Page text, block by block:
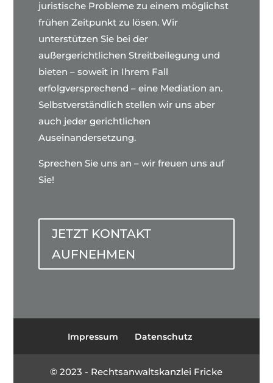
juristische Probleme zu einem möglichst
frühen Zeitpunkt zu lösen. Wir
unterstützen Sie bei der
außergerichtlichen Streitbeilegung und
bieten – soweit in Ihrem Fall
erfolgversprechend – eine Mediation an.
Selbstverständlich stellen wir uns aber
auch jeder gerichtlichen
Auseinandersetzung.
Sprechen Sie uns an – wir freuen uns auf
Sie!
JETZT KONTAKT
AUFNEHMEN
Impressum Datenschutz
© 2023 - Rechtsanwaltskanzlei Fricke